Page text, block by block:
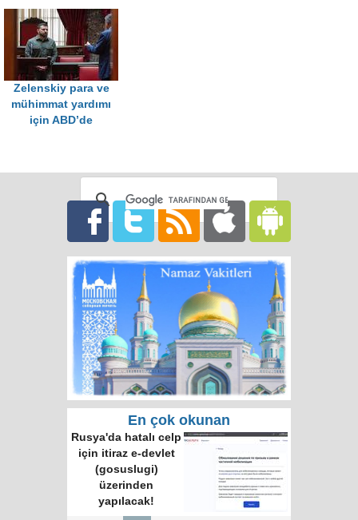
Zelenskiy para ve
mühimmat yardımı
için ABD’de
En çok okunan
Rusya'da hatalı celp
için itiraz e-devlet
(gosuslugi)
üzerinden
yapılacak!